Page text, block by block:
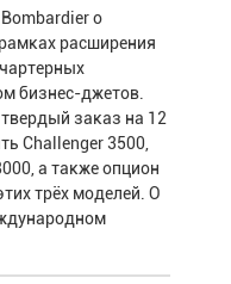
о
расширения
бизнес-джетов.
заказ на 12
Challenger 3500,
а также опцион
трёх моделей. О